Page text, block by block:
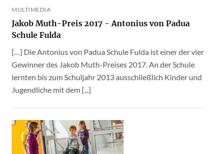
MULTIMEDIA
Jakob Muth-Preis 2017 - Antonius von Padua
Schule Fulda
[…] Die Antonius von Padua Schule Fulda ist einer der vier
Gewinner des Jakob Muth-Preises 2017. An der Schule
lernten bis zum Schuljahr 2013 ausschließlich Kinder und
Jugendliche mit dem [...]